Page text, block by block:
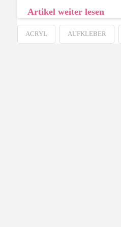
Artikel weiter lesen
ACRYL AUFKLEBER